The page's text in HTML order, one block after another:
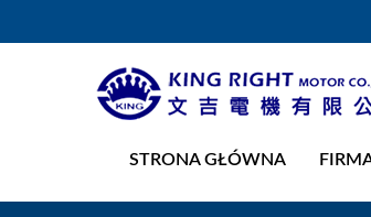
STRONA GŁÓWNA